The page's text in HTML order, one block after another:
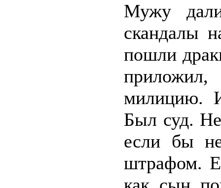
Мужу
скандалы
пошли
милицию.
Был суд.
если бы
штрафом.